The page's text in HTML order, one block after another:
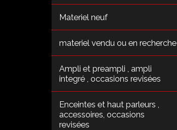
Materiel neuf
materiel vendu ou en recherche
Ampli et preampli , ampli
integré , occasions revisées
Enceintes et haut parleurs ,
accessoires, occasions
revisées